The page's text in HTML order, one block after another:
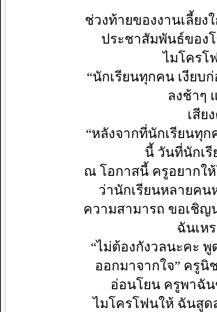
ช่วงท้ายของงานเลี้ยง
ประชาสัมพันธ์ของ
ไมโครโ
“นักเรียนทุกคน เงียบ
ลงช้าๆ
เสีย
“หลังจากที่นักเรียนทุ
นี้ วันที่นักเ
ณ โอกาสนี้ ครูอยากใ
ว่านักเรียนหลายคน
ความสามารถ ขอเชิญ
ฉันเห
“ไม่ต้องกังวลนะคะ
ออกมาจากใจ” ครู
อ่อนโยน ครูพาฉั
ไมโครโฟนให้ ฉันสูด